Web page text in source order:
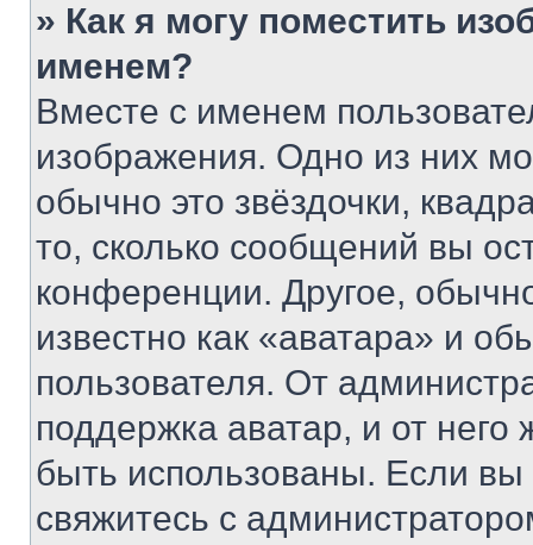
» Как я могу поместить
именем?
Вместе с именем
изображения. Одно из них
обычно это звёздочки,
то, сколько сообщений вы
конференции. Другое,
известно как «аватара» и
пользователя. От
поддержка аватар, и от него
быть использованы. Если
свяжитесь с